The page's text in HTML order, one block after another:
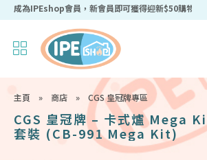
成為IPEshop會員，新會員即可獲得迎新$50購物優
主頁 » 商店 » CGS 皇冠牌專區
CGS 皇冠牌 – 卡式爐 Mega
套裝 (CB-991 Mega Kit)